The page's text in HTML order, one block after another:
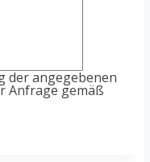
der angegebenen
Anfrage gemäß